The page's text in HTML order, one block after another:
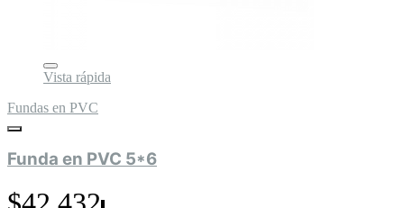
Vista rápida
Fundas en PVC
Funda en PVC 5*6